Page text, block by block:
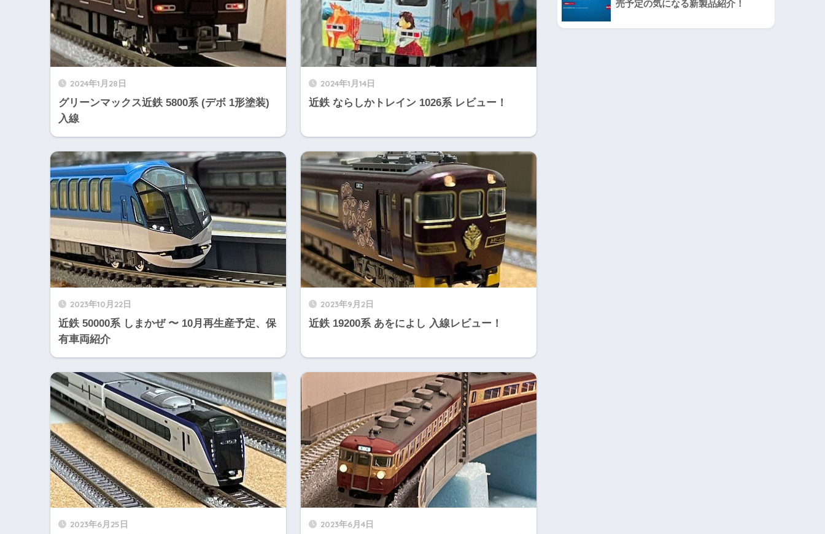
2024年1月28日
グリーンマックス近鉄 5800系 (デボ 1形塗装)
入線
2024年1月14日
近鉄 ならしかトレイン 1026系 レビュー！
2023年10月22日
近鉄 50000系 しまかぜ 〜 10月再生産予定、保
有車両紹介
2023年9月2日
近鉄 19200系 あをによし 入線レビュー！
2023年6月25日 2023年6月4日
売予定の気になる新製品紹介！